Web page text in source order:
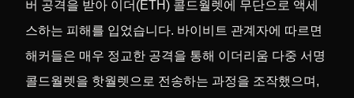
버 공격을 받아 이더(ETH) 콜드월렛에 무단으로 액세
스하는 피해를 입었습니다. 바이비트 관계자에 따르면
해커들은 매우 정교한 공격을 통해 이더리움 다중 서명
콜드월렛을 핫월렛으로 전송하는 과정을 조작했으며,